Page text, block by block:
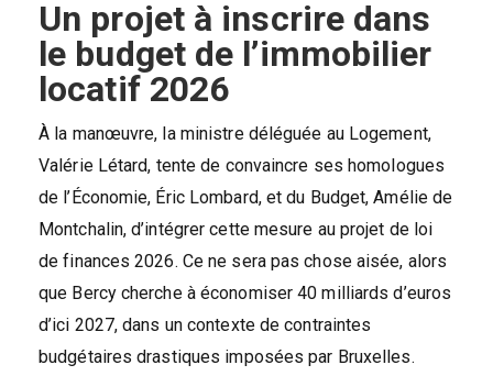
Un projet à inscrire dans
le budget de l’immobilier
locatif 2026
À la manœuvre, la ministre déléguée au Logement,
Valérie Létard, tente de convaincre ses homologues
de l’Économie, Éric Lombard, et du Budget, Amélie de
Montchalin, d’intégrer cette mesure au projet de loi
de finances 2026. Ce ne sera pas chose aisée, alors
que Bercy cherche à économiser 40 milliards d’euros
d’ici 2027, dans un contexte de contraintes
budgétaires drastiques imposées par Bruxelles.